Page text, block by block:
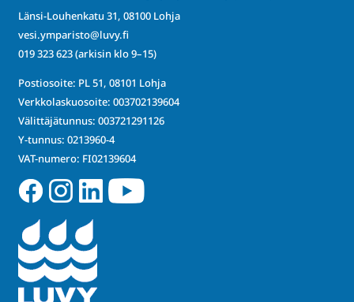
Länsi-Louhenkatu 31, 08100 Lohja
vesi.ymparisto@luvy.fi
019 323 623(arkisin klo 9–15)
Postiosoite: PL 51, 08101 Lohja
Verkkolaskuosoite: 003702139604
Välittäjätunnus: 003721291126
Y-tunnus: 0213960-4
VAT-numero: FI02139604